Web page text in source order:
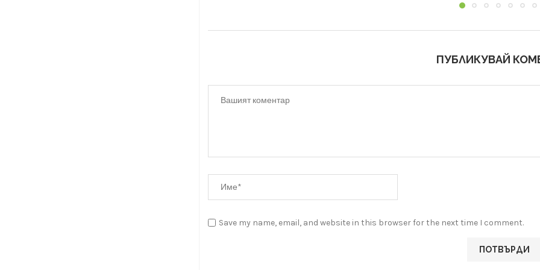
ПУБЛИКУВАЙ
Save my name, email, and website in this browser for the next time I comment.